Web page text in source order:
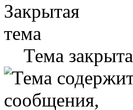
Тема закрыта